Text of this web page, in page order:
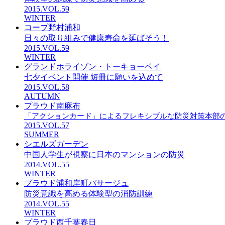
2015.VOL.59
WINTER
コープ野村浦和
日々の取り組みで健康寿命を延ばそう！
2015.VOL.59
WINTER
グランドホライゾン・トーキョーベイ
七夕イベント開催 短冊に願いを込めて
2015.VOL.58
AUTUMN
プラウド南麻布
「アクションカード」によるフレキシブルな防災対策本部
2015.VOL.57
SUMMER
シエルズガーデン
中国人学生が視察に日本のマンションの防災
2014.VOL.55
WINTER
プラウド浦和岸町パサージュ
防災意識を高める体験型の消防訓練
2014.VOL.55
WINTER
プラウド西千葉春日